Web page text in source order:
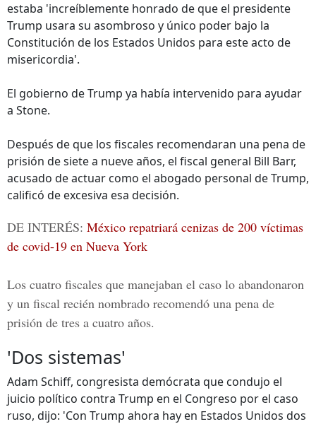
estaba 'increíblemente honrado de que el presidente
Trump usara su asombroso y único poder bajo la
Constitución de los Estados Unidos para este acto de
misericordia'.
El gobierno de Trump ya había intervenido para ayudar
a Stone.
Después de que los fiscales recomendaran una pena de
prisión de siete a nueve años, el fiscal general Bill Barr,
acusado de actuar como el abogado personal de Trump,
calificó de excesiva esa decisión.
DE INTERÉS: México repatriará cenizas de 200 víctimas
de covid-19 en Nueva York
Los cuatro fiscales que manejaban el caso lo abandonaron
y un fiscal recién nombrado recomendó una pena de
prisión de tres a cuatro años.
'Dos sistemas'
Adam Schiff, congresista demócrata que condujo el
juicio político contra Trump en el Congreso por el caso
ruso, dijo: 'Con Trump ahora hay en Estados Unidos dos